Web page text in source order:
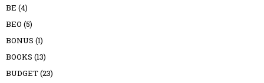
BE (4)
BEO (5)
BONUS (1)
BOOKS (13)
BUDGET(23)